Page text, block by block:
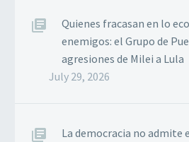
Quienes fracasan en lo
enemigos: el Grupo de
agresiones de Milei a Lula
July 29, 2026
La democracia no admite